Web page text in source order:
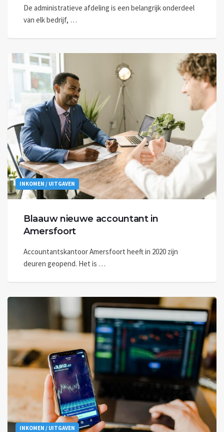
De administratieve afdeling is een belangrijk onderdeel
van elk bedrijf, …
INKOMEN / UITGAVEN
Blaauw nieuwe accountant in
Amersfoort
Accountantskantoor Amersfoort heeft in 2020 zijn
deuren geopend. Het is …
INKOMEN / UITGAVEN